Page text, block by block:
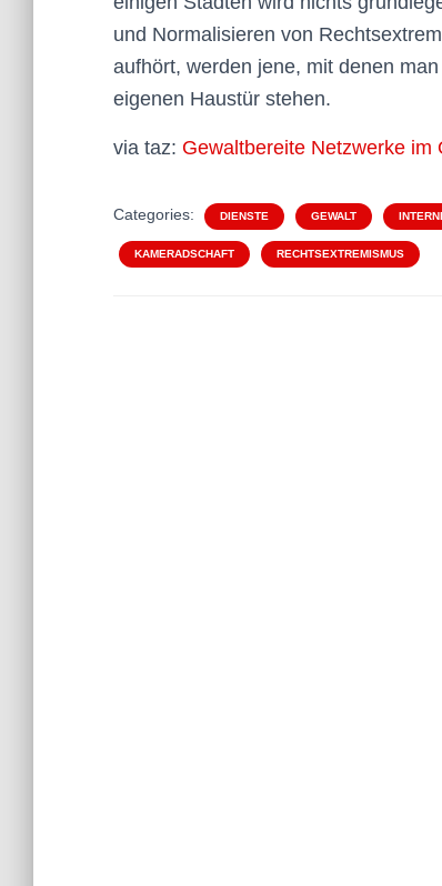
und Normalisieren von
aufhört, werden jene, mit denen
eigenen Haustür stehen.
via taz: Gewaltbereite Netzwerke im
Categories: DIENSTE GEWALT
KAMERADSCHAFT RECHTSEXTREMISMUS